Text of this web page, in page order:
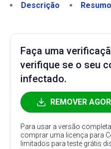
Descrição
Resumo
Faça uma
verifique se o seu
infectado.
REMOVER
Para usar a versão
comprar uma licença para
limitados para teste grátis